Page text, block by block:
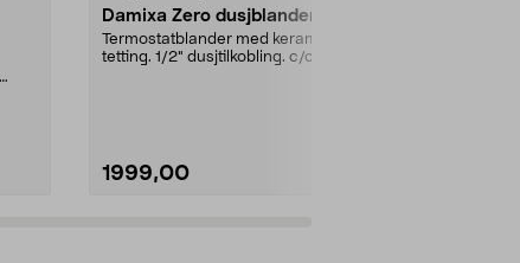
Damixa Zero dusjblander
Termostatblander med keramisk
tetting. 1/2" dusjtilkobling. c/c 150
1999,00